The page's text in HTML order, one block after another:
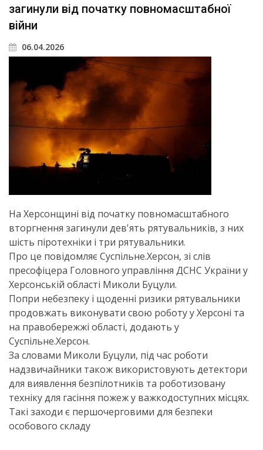
загинули від початку повномасштабної
війни
06.04.2026
На Херсонщині від початку повномасштабного
вторгнення загинули дев'ять рятувальників, з них
шість піротехніки і три рятувальники.
Про це повідомляє Суспільне.Херсон, зі слів
пресофіцера Головного управління ДСНС України у
Херсонській області Миколи Буцули.
Попри небезпеку і щоденні ризики рятувальники
продовжать виконувати свою роботу у Херсоні та
на правобережжі області, додають у
Суспільне.Херсон.
За словами Миколи Буцули, під час роботи
надзвичайники також використовують детектори
для виявлення безпілотників та роботизовану
техніку для гасіння пожеж у важкодоступних місцях.
Такі заходи є першочерговими для безпеки
особового складу